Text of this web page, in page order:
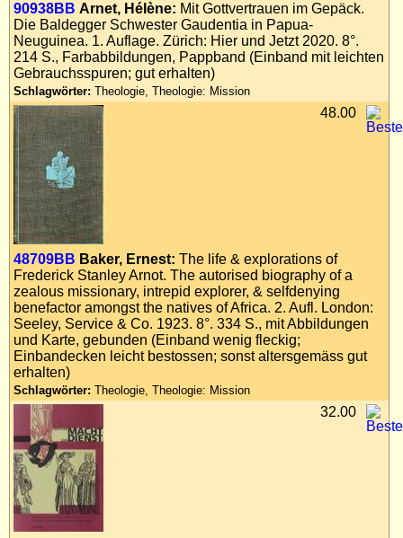
90938BB Arnet, Hélène: Mit Gottvertrauen im Gepäck.
Die Baldegger Schwester Gaudentia in Papua-
Neuguinea. 1. Auflage. Zürich: Hier und Jetzt 2020. 8°.
214 S., Farbabbildungen, Pappband (Einband mit leichten
Gebrauchsspuren; gut erhalten)
Schlagwörter: Theologie, Theologie: Mission
48709BB Baker, Ernest: The life & explorations of
Frederick Stanley Arnot. The autorised biography of a
zealous missionary, intrepid explorer, & selfdenying
benefactor amongst the natives of Africa. 2. Aufl. London:
Seeley, Service & Co. 1923. 8°. 334 S., mit Abbildungen
und Karte, gebunden (Einband wenig fleckig;
Einbandecken leicht bestossen; sonst altersgemäss gut
erhalten)
Schlagwörter: Theologie, Theologie: Mission
48.00
32.00